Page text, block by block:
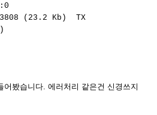
(23.2 Kb) TX
어봤습니다. 에러처리 같은건 신경쓰지